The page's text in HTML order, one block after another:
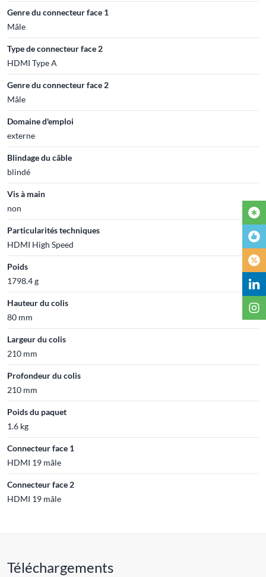
Genre du connecteur face 1
Mâle
Type de connecteur face 2
HDMI Type A
Genre du connecteur face 2
Mâle
Domaine d'emploi
externe
Blindage du câble
blindé
Vis à main
non
Particularités techniques
HDMI High Speed
Poids
1798.4 g
Hauteur du colis
80 mm
Largeur du colis
210 mm
Profondeur du colis
210 mm
Poids du paquet
1.6 kg
Connecteur face 1
HDMI 19 mâle
Connecteur face 2
HDMI 19 mâle
Téléchargements